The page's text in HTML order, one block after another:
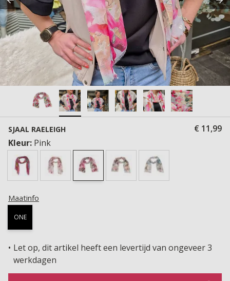
SJAAL RAELEIGH
€ 11,99
Kleur: Pink
Maatinfo
ONE
Let op, dit artikel heeft een levertijd van ongeveer 3
werkdagen